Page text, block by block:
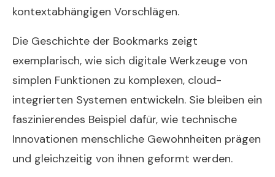
kontextabhängigen Vorschlägen.
Die Geschichte der Bookmarks zeigt
exemplarisch, wie sich digitale Werkzeuge von
simplen Funktionen zu komplexen, cloud-
integrierten Systemen entwickeln. Sie bleiben ein
faszinierendes Beispiel dafür, wie technische
Innovationen menschliche Gewohnheiten prägen
und gleichzeitig von ihnen geformt werden.